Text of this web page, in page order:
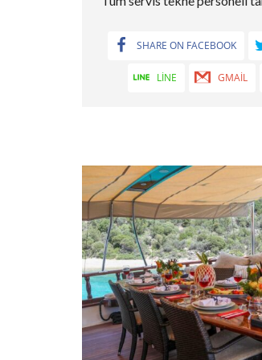
SHARE ON FACEBOOK
LINE GMAIL